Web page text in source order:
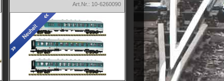
Art.Nr.: 10-6260090